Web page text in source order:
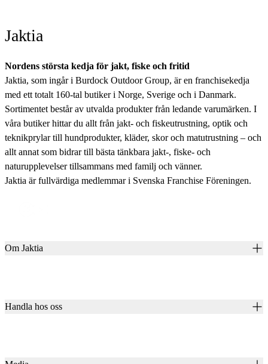
Jaktia
Nordens största kedja för jakt, fiske och fritid
Jaktia, som ingår i Burdock Outdoor Group, är en franchisekedja
med ett totalt 160-tal butiker i Norge, Sverige och i Danmark.
Sortimentet består av utvalda produkter från ledande varumärken. I
våra butiker hittar du allt från jakt- och fiskeutrustning, optik och
teknikprylar till hundprodukter, kläder, skor och matutrustning – och
allt annat som bidrar till bästa tänkbara jakt-, fiske- och
naturupplevelser tillsammans med familj och vänner.
Jaktia är fullvärdiga medlemmar i Svenska Franchise Föreningen.
Om Jaktia
Jaktia Brand Guidelines
Handla hos oss
Köpvillkor för företagskunder